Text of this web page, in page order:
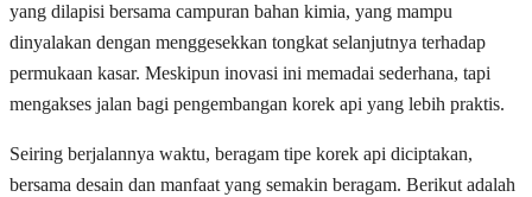
yang dilapisi bersama campuran bahan kimia, yang mampu
dinyalakan dengan menggesekkan tongkat selanjutnya terhadap
permukaan kasar. Meskipun inovasi ini memadai sederhana, tapi
mengakses jalan bagi pengembangan korek api yang lebih praktis.
Seiring berjalannya waktu, beragam tipe korek api diciptakan,
bersama desain dan manfaat yang semakin beragam. Berikut adalah